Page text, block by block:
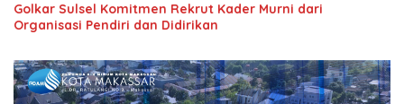
Golkar Sulsel Komitmen Rekrut Kader Murni dari
Organisasi Pendiri dan Didirikan